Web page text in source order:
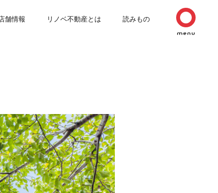
舗情報 リノベ不動産とは 読みもの